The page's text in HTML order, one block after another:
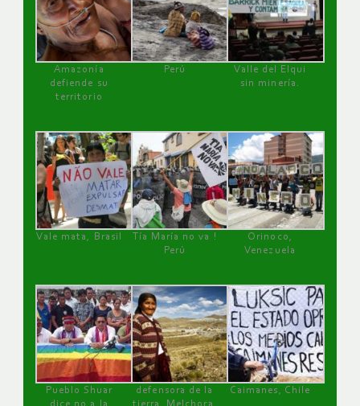
Amazonía
defiende su
territorio
Perú
Valle del Elqui
sin minería.
Vale mata, Brasil
Tía María no va !
Perú
Orinoco,
Venezuela
Pueblo Shuar
dice no a la
defensora de la
tierra, Melchora,
Caimanes, Chile